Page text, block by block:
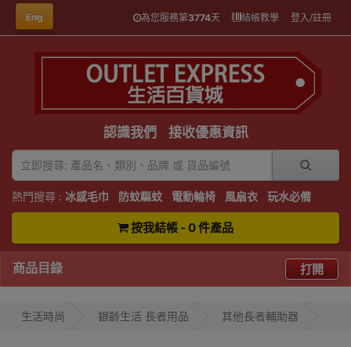
Eng 為您服務第3774天 結帳教學 登入/註冊
認識我們 接收優惠資訊
熱門搜尋 : 冰感毛巾 防蚊驅蚊 電動輪椅 風扇衣 玩水必備
按我結帳 - 0 件產品
商品目錄 打開
生活時尚 銀齡生活 長者用品 其他長者輔助器